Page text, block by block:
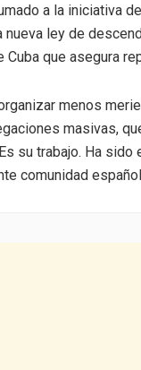
a la iniciativa
ley de
que asegura
menos
masivas,
su trabajo. Ha sido
comunidad